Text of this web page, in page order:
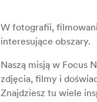
W fotografii,
interesujące obszary.
Naszą misją w Focus
zdjęcia, filmy i
Znajdziesz tu wiele